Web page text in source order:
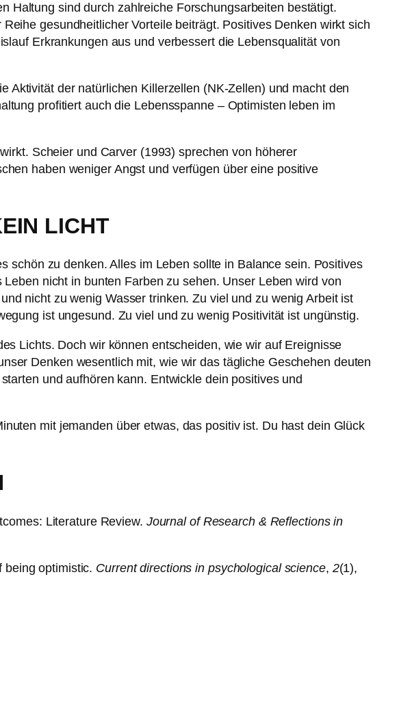
Haltung sind durch zahlreiche Forschungsarbeiten bestätigt.
gesundheitlicher Vorteile beiträgt. Positives Denken wirkt sich
Erkrankungen aus und verbessert die Lebensqualität von
Aktivität der natürlichen Killerzellen (NK-Zellen) und macht den
profitiert auch die Lebensspanne – Optimisten leben im
Scheier und Carver (1993) sprechen von höherer
haben weniger Angst und verfügen über eine positive
LICHT
schön zu denken. Alles im Leben sollte in Balance sein. Positives
nicht in bunten Farben zu sehen. Unser Leben wird von
nicht zu wenig Wasser trinken. Zu viel und zu wenig Arbeit ist
ist ungesund. Zu viel und zu wenig Positivität ist ungünstig.
Lichts. Doch wir können entscheiden, wie wir auf Ereignisse
Denken wesentlich mit, wie wir das tägliche Geschehen deuten
und aufhören kann. Entwickle dein positives und
mit jemanden über etwas, das positiv ist. Du hast dein Glück
Literature Review. Journal of Research & Reflections in
being optimistic. Current directions in psychological science, 2(1),